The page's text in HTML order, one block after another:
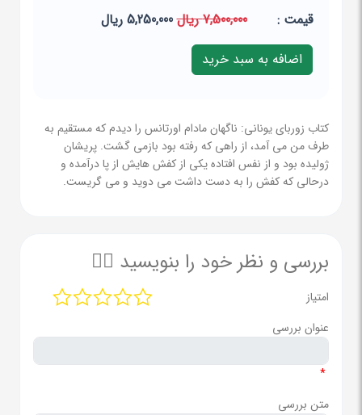
قيمت :
7,500,000 ریال 5,250,000 ریال
کتاب زوربای یونانی: ناگهان مادام اورتانس را دیدم که مستقیم به
طرف من می آمد، از راهی که رفته بود بازمی گشت. پریشان
ژولیده بود و از نفس افتاده یکی از کفش هایش از پا درآمده و
درحالی که کفش را به دست داشت می دوید و می گریست.
بررسی و نظر خود را بنویسید ✍🏻
امتیاز
عنوان بررسی
*
متن بررسی